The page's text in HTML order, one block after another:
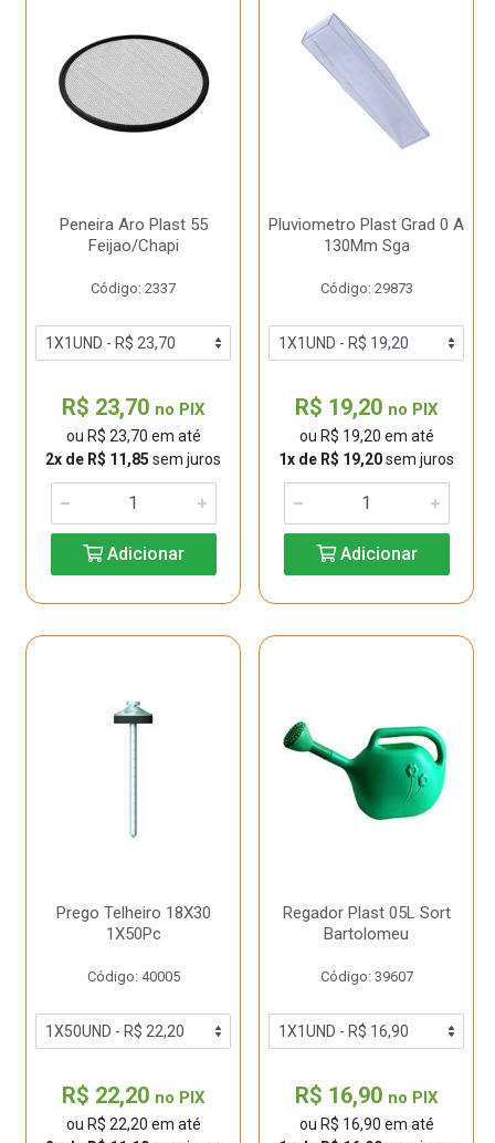
Peneira Aro Plast 55
Feijao/Chapi
Código: 2337
R$ 23,70 no PIX
ou R$ 23,70 em até
2x de R$ 11,85 sem juros
Adicionar
Pluviometro Plast Grad 0 A
130Mm Sga
Código: 29873
R$ 19,20 no PIX
ou R$ 19,20 em até
1x de R$ 19,20sem juros
Adicionar
Prego Telheiro 18X30
1X50Pc
Código: 40005
R$ 22,20 no PIX
ou R$ 22,20 em até
Regador Plast 05L Sort
Bartolomeu
Código: 39607
R$ 16,90 no PIX
ou R$ 16,90 em até